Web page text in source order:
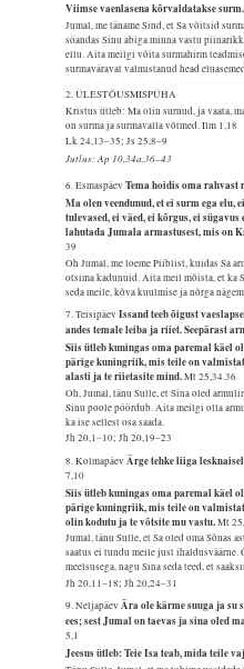
Viimse vaenlasena kõrvaldatakse surm.
Jumal, me täname Sind, et Sa võitsid
söandas Sinu abiga minna vastu
ellu. Aita meilgi võita surmahirm
surmaväravat valmistanud head
2. ÜLESTÕUSMISPÜHA
Kristus ütleb: Ma olin surnud, ja vaata,
on surma ja surmavalla võtmed.Ilm 1,18
Lk 24,13–35; Js 25,8–9
Jutlus: Ap 10,34a.36–43
6. EsmaspäevTema hoidis oma
Ma olen veendunud, et ei surm ega elu,
tulevased, ei väed, ei kõrgus, ei
lahutada Jumala armastusest, mis on
39
Oh Jumal, me loeme Piiblist, kuidas Sa
otsima kadunuid. Aita meil mõista, et ka
seda meile, kõva kuulmise ja nõrga
7. TeisipäevIssand teeb õigust
andes temale leiba ja riiet. Seepärast
Siis ütleb kuningas oma paremal käel
pärige kuningriik, mis teile on
alasti ja te riietasite mind.Mt 25,34.36
Oh, Jumal, tänu Sulle, et Sina oled
Sinu poole pöördub. Aita meilgi olla
ka ise sellest osa saada.
Jh 20,1–10; Jh 20,19–23
8. KolmapäevÄrge tehke liiga
7,10
Siis ütleb kuningas oma paremal käel
pärige kuningriik, mis teile on
olin kodutu ja te võtsite mu vastu.Mt
Jumal, tänu Sulle, et Sa oled oma Sõnas
saatus ei tundu meile just ihaldusväärne.
meelsusega, nagu Sina seda teed, et
Jh 20,11–18; Jh 20,24–31
9. NeljapäevÄra ole kärme suuga ja su
ees; sest Jumal on taevas ja sina oled
5,1
Jeesus ütleb: Teie Isa teab, mida teile